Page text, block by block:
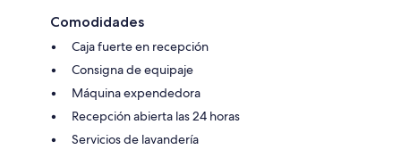
Comodidades
Caja fuerte en recepción
Consigna de equipaje
Máquina expendedora
Recepción abierta las 24 horas
Servicios de lavandería